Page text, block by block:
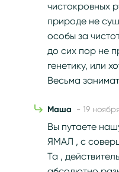
чистокровных
природе не
особы за
до сих пор не
генетику, или
Весьма
Маша - 19
Вы путаете
ЯМАЛ , с
Та ,